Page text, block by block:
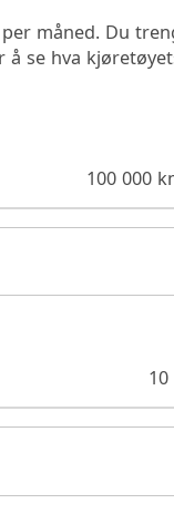
måned. Du
å se hva
100 000
10